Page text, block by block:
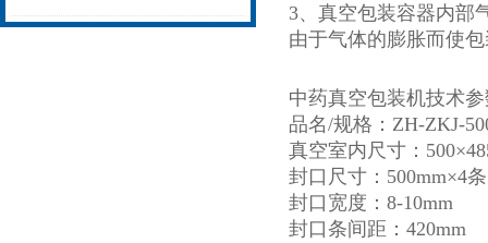
3、真空包装容器内部
由于气体的膨胀而使
中药真空包装机技术
品名/规格：ZH-ZKJ-
真空室内尺寸：
封口尺寸：500mm×4条
封口宽度：8-10mm
封口条间距：420mm